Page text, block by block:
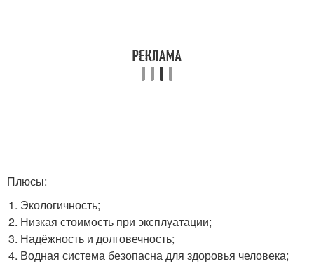
Плюсы:
Экологичность;
Низкая стоимость при эксплуатации;
Надёжность и долговечность;
Водная система безопасна для здоровья человека;